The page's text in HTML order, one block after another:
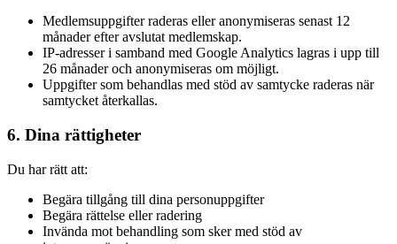
Medlemsuppgifter raderas eller anonymiseras senast 12
månader efter avslutat medlemskap.
IP-adresser i samband med Google Analytics lagras i upp till
26 månader och anonymiseras om möjligt.
Uppgifter som behandlas med stöd av samtycke raderas när
samtycket återkallas.
6. Dina rättigheter
Du har rätt att:
Begära tillgång till dina personuppgifter
Begära rättelse eller radering
Invända mot behandling som sker med stöd av